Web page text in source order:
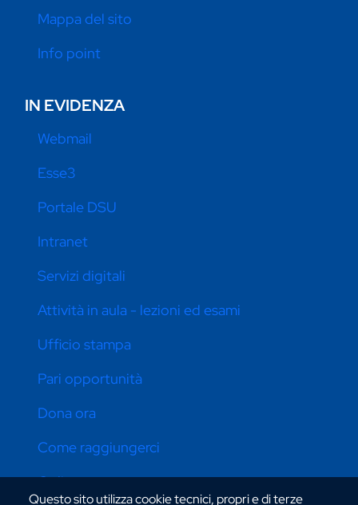
Questo sito utilizza cookie tecnici, propri e di terze
Mappa del sito
Info point
IN EVIDENZA
Webmail
Esse3
Portale DSU
Intranet
Servizi digitali
Attività in aula - lezioni ed esami
Ufficio stampa
Pari opportunità
Dona ora
Come raggiungerci
Online store